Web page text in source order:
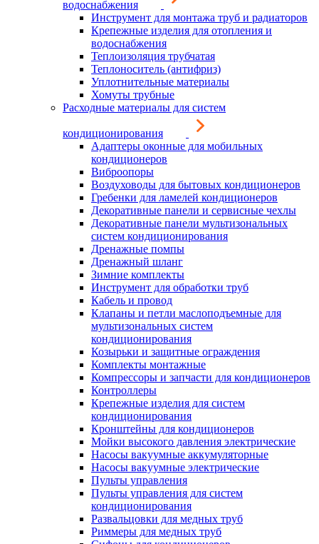
водоснабжения
Инструмент для монтажа труб и радиаторов
Крепежные изделия для отопления и
водоснабжения
Теплоизоляция трубчатая
Теплоноситель (антифриз)
Уплотнительные материалы
Хомуты трубные
Расходные материалы для систем
кондиционирования
Адаптеры оконные для мобильных
кондиционеров
Виброопоры
Воздуховоды для бытовых кондиционеров
Гребенки для ламелей кондиционеров
Декоративные панели и сервисные чехлы
Декоративные панели мультизональных
систем кондиционирования
Дренажные помпы
Дренажный шланг
Зимние комплекты
Инструмент для обработки труб
Кабель и провод
Клапаны и петли маслоподъемные для
мультизональных систем
кондиционирования
Козырьки и защитные ограждения
Комплекты монтажные
Компрессоры и запчасти для кондиционеров
Контроллеры
Крепежные изделия для систем
кондиционирования
Кронштейны для кондиционеров
Мойки высокого давления электрические
Насосы вакуумные аккумуляторные
Насосы вакуумные электрические
Пульты управления
Пульты управления для систем
кондиционирования
Развальцовки для медных труб
Риммеры для медных труб